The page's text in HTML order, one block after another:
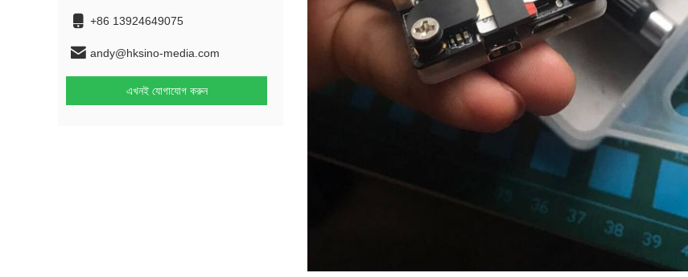
+86 13924649075
andy@hksino-media.com
এখনই যোগাযোগ করুন